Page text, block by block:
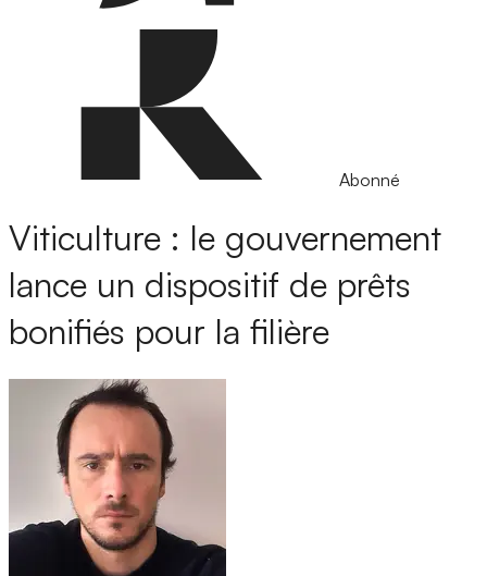
Abonné
Viticulture : le gouvernement
lance un dispositif de prêts
bonifiés pour la filière